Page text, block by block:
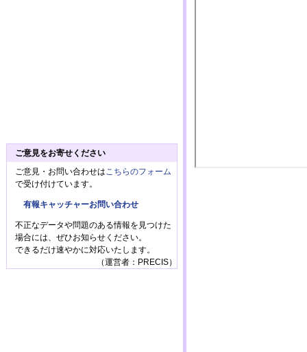
ご意見をお寄せください
ご意見・お問い合わせは こちらのフォーム
で受け付けています。
有報キャッチャーお問い合わせ
不正なデータや問題のある情報を見つけた
場合には、ぜひお知らせください。
できるだけ速やかに対応いたします。
（運営者：PRECIS）